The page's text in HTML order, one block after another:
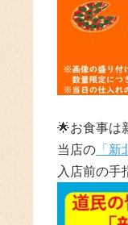
🌟お食事は
当店の 「
入店前の手